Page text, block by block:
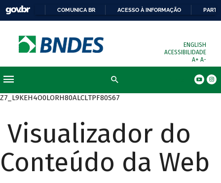
COMUNICA BR ACESSO À INFORMAÇÃO
ENGLISH
ACESSIBILIDADE
A+ A-
Z7_L9KEH4O0LORH80ALCLTPF80S67
Visualizador do
Conteúdo da Web